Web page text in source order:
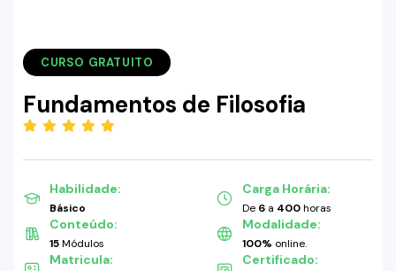
CURSO GRATUITO
Fundamentos de Filosofia
Habilidade:
Básico
Carga Horária:
De 6 a 400horas
Conteúdo:
15Módulos
Modalidade:
100% online.
Matricula: Certificado: